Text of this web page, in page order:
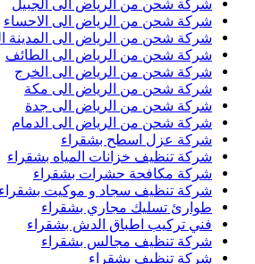
شركة شحن من الرياض الى الجبيل
شركة شحن من الرياض الى الاحساء
شركة شحن من الرياض الى المدينة
شركة شحن من الرياض الى الطائف
شركة شحن من الرياض الى الخرج
شركة شحن من الرياض الى مكة
شركة شحن من الرياض الى جدة
شركة شحن من الرياض الى الدمام
شركة عزل اسطح بشقراء
شركة تنظيف خزانات المياه بشقراء
شركة مكافحة حشرات بشقراء
شركة تنظيف سجاد و موكيت بشقراء
طوارئ تسليك مجاري بشقراء
فني تركيب اطباق الدش بشقراء
شركة تنظيف مجالس بشقراء
شركة تنظيف بشقراء